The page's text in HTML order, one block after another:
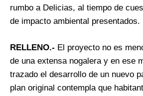
rumbo a Delicias, al tiempo de
de impacto ambiental presentados.
RELLENO.- El proyecto no es
de una extensa nogalera y en ese
trazado el desarrollo de un nuevo
plan original contempla que